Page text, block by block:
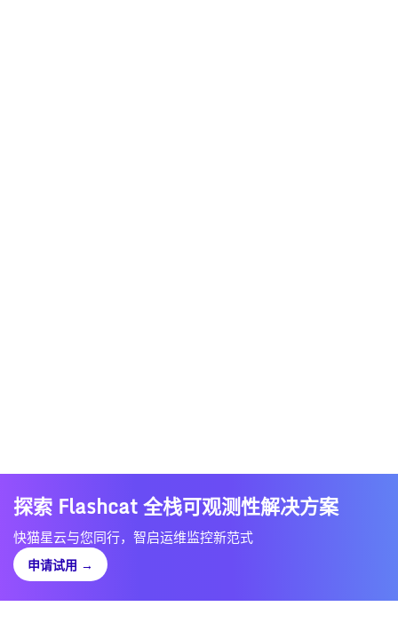
探索 Flashcat 全栈可观测性解决方案
快猫星云与您同行，智启运维监控新范式
申请试用 →